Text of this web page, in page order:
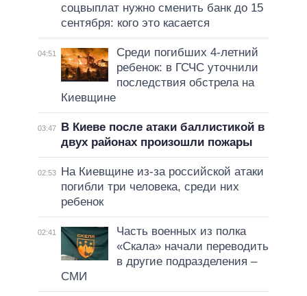
соцвыплат нужно сменить банк до 15
сентября: кого это касается
04:51
Среди погибших 4-летний
ребенок: в ГСЧС уточнили
последствия обстрела на
Киевщине
03:47
В Киеве после атаки баллистикой в
двух районах произошли пожары
02:53
На Киевщине из-за российской атаки
погибли три человека, среди них
ребенок
02:41
Часть военных из полка
«Скала» начали переводить
в другие подразделения –
СМИ